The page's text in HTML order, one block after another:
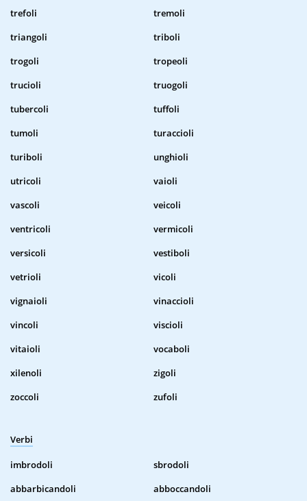
trefoli
tremoli
triangoli
triboli
trogoli
tropeoli
trucioli
truogoli
tubercoli
tuffoli
tumoli
turaccioli
turiboli
unghioli
utricoli
vaioli
vascoli
veicoli
ventricoli
vermicoli
versicoli
vestiboli
vetrioli
vicoli
vignaioli
vinaccioli
vincoli
viscioli
vitaioli
vocaboli
xilenoli
zigoli
zoccoli
zufoli
Verbi
imbrodoli
sbrodoli
abbarbicandoli
abboccandoli